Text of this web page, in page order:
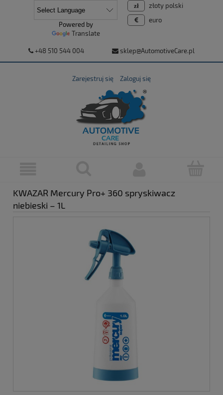
+48 510 544 004 sklep@AutomotiveCare.pl
Zarejestruj się Zaloguj się
złoty polski
euro
Powered by
Translate
KWAZAR Mercury Pro+ 360 spryskiwacz
niebieski – 1L